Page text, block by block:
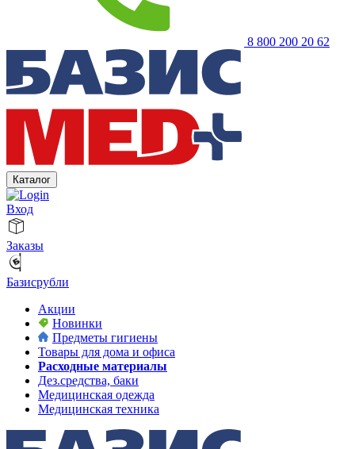
8 800 200 20 62
Каталог
Вход
Заказы
Базисрубли
Акции
Новинки
Предметы гигиены
Товары для дома и офиса
Расходные материалы
Дез.средства, баки
Медицинская одежда
Медицинская техника